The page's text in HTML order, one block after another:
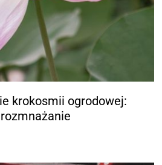
krokosmii ogrodowej: